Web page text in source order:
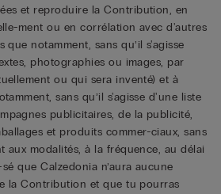
et reproduire la Contribution, en
ment ou en corrélation avec d'autres
notamment, sans qu’il s'agisse
photographies ou images, par
ou qui sera inventé) et à
sans qu’il s'agisse d'une liste
publicitaires, de la publicité,
et produits commer-ciaux, sans
aux modalités, à la fréquence, au délai
que Calzedonia n’aura aucune
la Contribution et que tu pourras